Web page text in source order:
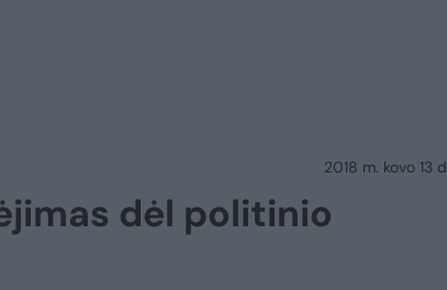
2018 m. kovo 13
dėl politinio